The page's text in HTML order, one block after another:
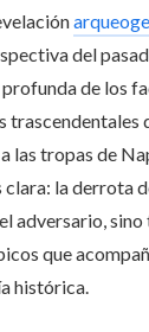
del
de los
trascendentales
las tropas de
la derrota
adversario,
que
histórica.